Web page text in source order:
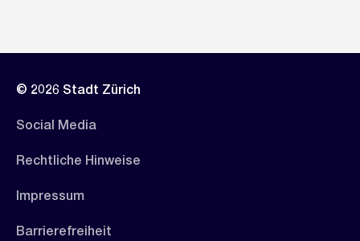
© 2026 Stadt Zürich
Social Media
Rechtliche Hinweise
Impressum
Barrierefreiheit